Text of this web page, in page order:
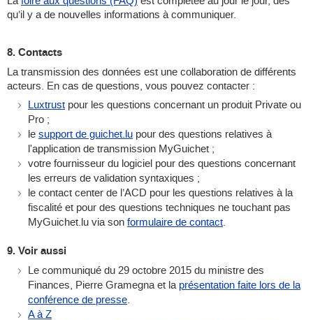
qu’il y a de nouvelles informations à communiquer.
8. Contacts
La transmission des données est une collaboration de différents
acteurs. En cas de questions, vous pouvez contacter :
Luxtrust pour les questions concernant un produit Private ou
Pro ;
le support de guichet.lu pour des questions relatives à
l'application de transmission MyGuichet ;
votre fournisseur du logiciel pour des questions concernant
les erreurs de validation syntaxiques ;
le contact center de l’ACD pour les questions relatives à la
fiscalité et pour des questions techniques ne touchant pas
MyGuichet.lu via son formulaire de contact.
9. Voir aussi
Le communiqué du 29 octobre 2015 du ministre des
Finances, Pierre Gramegna et la présentation faite lors de la
conférence de presse.
A à Z